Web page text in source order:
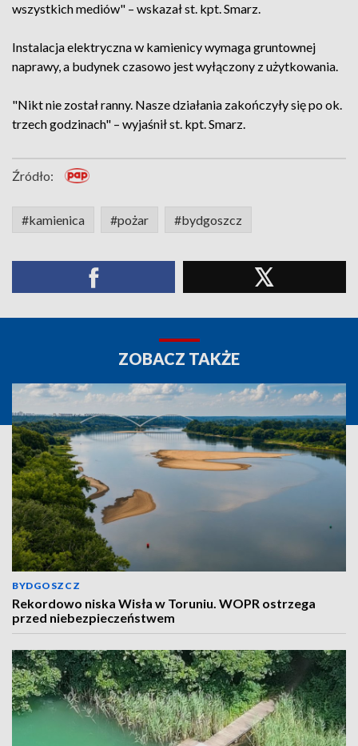
wszystkich mediów" – wskazał st. kpt. Smarz.
Instalacja elektryczna w kamienicy wymaga gruntownej
naprawy, a budynek czasowo jest wyłączony z użytkowania.
"Nikt nie został ranny. Nasze działania zakończyły się po ok.
trzech godzinach" – wyjaśnił st. kpt. Smarz.
Źródło:
#kamienica #pożar #bydgoszcz
ZOBACZ TAKŻE
BYDGOSZCZ
Rekordowo niska Wisła w Toruniu. WOPR ostrzega
przed niebezpieczeństwem